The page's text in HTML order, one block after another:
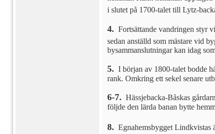
i slutet på 1700-talet till Lytz-
4. Fortsättande vandringen styr
sedan anställd som mästare vid
bysammanslutningar kan idag
5. I början av 1800-talet bodde
rank. Omkring ett sekel senare
6-7. Hässjebacka-Båskas
följde den lärda banan bytte
8. Egnahemsbygget Lindkvistas